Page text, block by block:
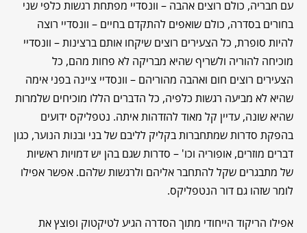
עם חבריה, כולם רוצים אהבה – וונסדיי מפתחת רגשות כלפי שני
בחורים בסדרה, כולם שואפים להתקדם בחיים – וונסדיי רוצה
להיות סופרת, כל הצעירים רוצים שיקחו אותם ברצינות – וונסדיי
מוכיחה להוריה ולשריף שהיא מבריקה לא פחות מהם, כל
הצעירים רוצים חום ואהבה מהוריהם – וונסדיי ציינה בפני אימה
שהיא לא מביעה רגשות כלפיה, כל הדברים הללו מוכיחים שלמרות
שהיא שונה, עדיין קל מאוד להזדהות איתה. נטפליקס ידועים
בהפקת סדרות שמתחברות בקליק לליבם של בני ובנות הנוער, כגון
דברים מוזרים, אופוריה וכו' – סדרות שגם בהן יש דמויות ראשיות
של מתבגרים שקל להתחבר אליהם ולרגשות שלהם. אפשר אפילו
לומר שזהו גם דור הנטפליקס.
אפילו הריקוד הייחודי מתוך הסדרה הגיע לטיקטוק ופוצץ את